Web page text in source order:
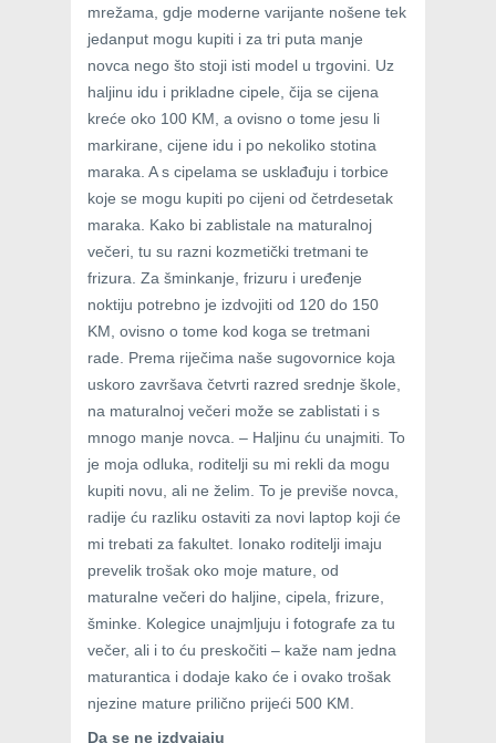
mrežama, gdje moderne varijante nošene tek
jedanput mogu kupiti i za tri puta manje
novca nego što stoji isti model u trgovini. Uz
haljinu idu i prikladne cipele, čija se cijena
kreće oko 100 KM, a ovisno o tome jesu li
markirane, cijene idu i po nekoliko stotina
maraka. A s cipelama se usklađuju i torbice
koje se mogu kupiti po cijeni od četrdesetak
maraka. Kako bi zablistale na maturalnoj
večeri, tu su razni kozmetički tretmani te
frizura. Za šminkanje, frizuru i uređenje
noktiju potrebno je izdvojiti od 120 do 150
KM, ovisno o tome kod koga se tretmani
rade. Prema riječima naše sugovornice koja
uskoro završava četvrti razred srednje škole,
na maturalnoj večeri može se zablistati i s
mnogo manje novca. – Haljinu ću unajmiti. To
je moja odluka, roditelji su mi rekli da mogu
kupiti novu, ali ne želim. To je previše novca,
radije ću razliku ostaviti za novi laptop koji će
mi trebati za fakultet. Ionako roditelji imaju
prevelik trošak oko moje mature, od
maturalne večeri do haljine, cipela, frizure,
šminke. Kolegice unajmljuju i fotografe za tu
večer, ali i to ću preskočiti – kaže nam jedna
maturantica i dodaje kako će i ovako trošak
njezine mature prilično prijeći 500 KM.
Da se ne izdvajaju